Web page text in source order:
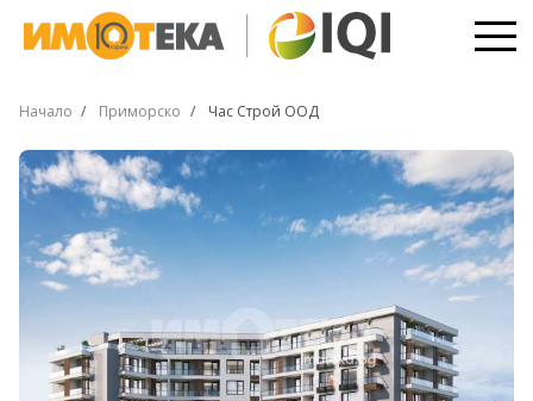
Начало Приморско Час Строй ООД